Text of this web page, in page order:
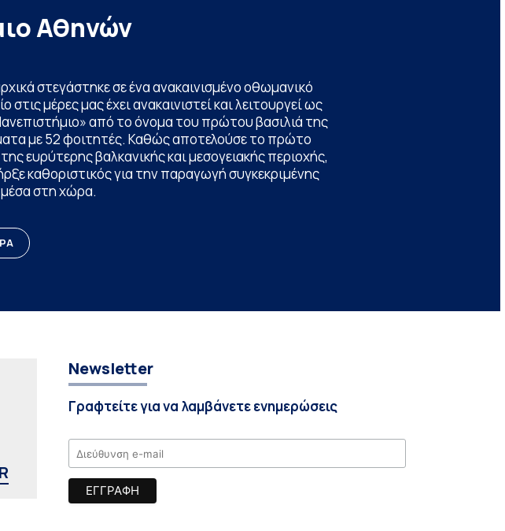
Αθηνών
στεγάστηκε σε ένα ανακαινισμένο οθωμανικό
μέρες μας έχει ανακαινιστεί και λειτουργεί ως
από το όνομα του πρώτου βασιλιά της
με 52 φοιτητές. Καθώς αποτελούσε το πρώτο
ευρύτερης βαλκανικής και μεσογειακής περιοχής,
καθοριστικός για την παραγωγή συγκεκριμένης
στη χώρα.
Newsletter
Γραφτείτε για να λαμβάνετε ενημερώσεις